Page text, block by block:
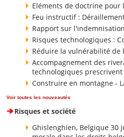
Eléments de doctrine
Feu instructif :
Rapport sur
Risques technologiques :
Réduire la vulnérabilité
Accompagnement des
technologiques
Construire en montagne -
Voir toutes les nouveautés
Risques et société
Ghislenghien, Belgique 30